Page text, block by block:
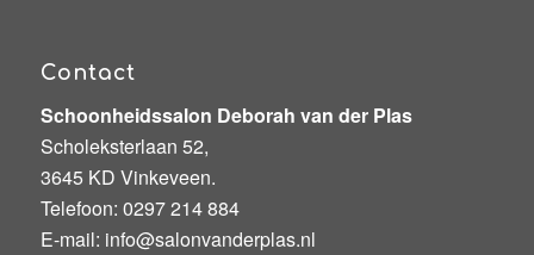
Contact
Schoonheidssalon Deborah van der Plas
Scholeksterlaan 52,
3645 KD Vinkeveen.
Telefoon: 0297 214 884
E-mail: info@salonvanderplas.nl